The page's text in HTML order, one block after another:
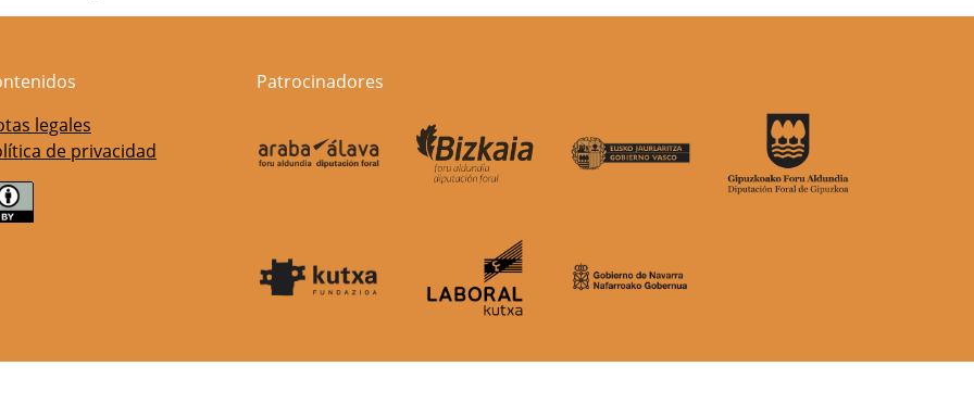
legales
de privacidad
Patrocinadores